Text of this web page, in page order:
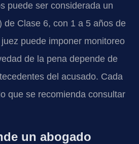
puede ser considerada un
de Clase 6, con 1 a 5 años de
puede imponer monitoreo
de la pena depende de
del acusado. Cada
que se recomienda consultar
un abogado